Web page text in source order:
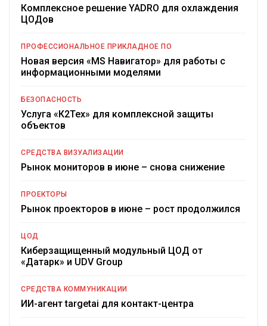
Комплексное решение YADRO для охлаждения
ЦОДов
ПРОФЕССИОНАЛЬНОЕ ПРИКЛАДНОЕ ПО
Новая версия «MS Навигатор» для работы с
информационными моделями
БЕЗОПАСНОСТЬ
Услуга «К2Тех» для комплексной защиты
объектов
СРЕДСТВА ВИЗУАЛИЗАЦИИ
Рынок мониторов в июне – снова снижение
ПРОЕКТОРЫ
Рынок проекторов в июне – рост продолжился
ЦОД
Киберзащищенный модульный ЦОД от
«Датарк» и UDV Group
СРЕДСТВА КОММУНИКАЦИИ
ИИ-агент targetai для контакт-центра